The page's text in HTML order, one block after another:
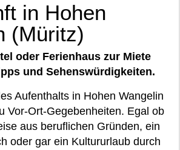
in Hohen
(Müritz)
oder Ferienhaus zur Miete
und Sehenswürdigkeiten.
Aufenthalts in Hohen Wangelin
Vor-Ort-Gegebenheiten. Egal ob
aus beruflichen Gründen, ein
oder gar ein Kultururlaub durch